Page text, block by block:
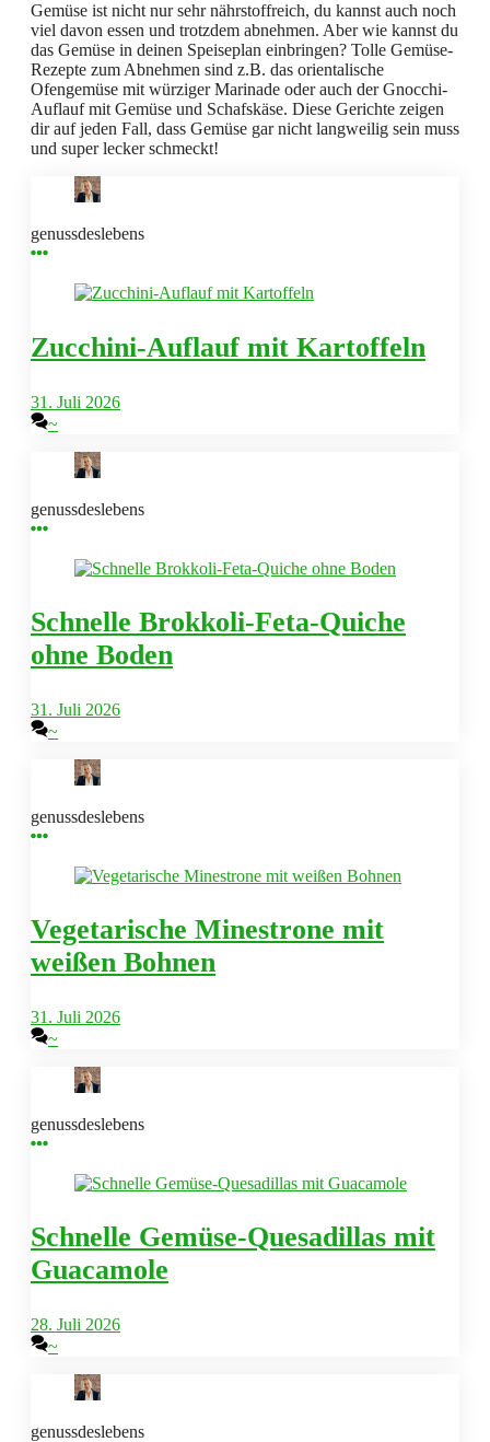
Gemüse ist nicht nur sehr nährstoffreich, du kannst auch noch
viel davon essen und trotzdem abnehmen. Aber wie kannst du
das Gemüse in deinen Speiseplan einbringen? Tolle Gemüse-
Rezepte zum Abnehmen sind z.B. das orientalische
Ofengemüse mit würziger Marinade oder auch der Gnocchi-
Auflauf mit Gemüse und Schafskäse. Diese Gerichte zeigen
dir auf jeden Fall, dass Gemüse gar nicht langweilig sein muss
und super lecker schmeckt!
genussdeslebens
Zucchini-Auflauf mit Kartoffeln
31. Juli 2026
~
genussdeslebens
Schnelle Brokkoli-Feta-Quiche
ohne Boden
31. Juli 2026
~
genussdeslebens
Vegetarische Minestrone mit
weißen Bohnen
31. Juli 2026
~
genussdeslebens
Schnelle Gemüse-Quesadillas mit
Guacamole
28. Juli 2026
~
genussdeslebens